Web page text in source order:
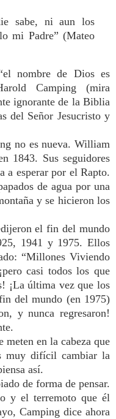
sabe, ni aun los
mi Padre” (Mateo
nombre de Dios es
Camping (mira
ignorante de la Biblia
del Señor Jesucristo y
no es nueva. William
1843. Sus seguidores
a esperar por el Rapto.
de agua por una
y se hicieron los
el fin del mundo
1941 y 1975. Ellos
“Millones Viviendo
casi todos los que
¡La última vez que los
del mundo (en 1975)
y nunca regresaron!
meten en la cabeza que
muy difícil cambiar la
así.
de forma de pensar.
y el terremoto que él
Camping dice ahora